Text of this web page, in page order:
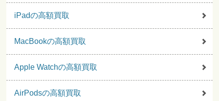
iPadの高額買取
MacBookの高額買取
Apple Watchの高額買取
AirPodsの高額買取